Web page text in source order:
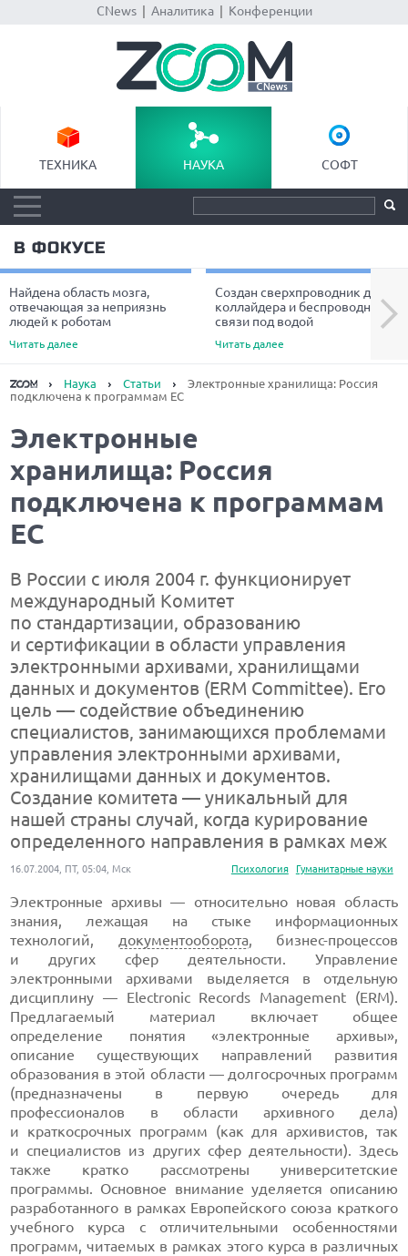
CNews| Аналитика| Конференции
ТЕХНИКА НАУКА СОФТ
В ФОКУСЕ
Найдена область мозга,
отвечающая за неприязнь
людей к роботам
Читать далее
Создан сверхпроводник для
коллайдера и беспроводной
связи под водой
Читать далее
Next
Наука Статьи
Электронные хранилища: Россия
подключена к программам ЕС
Электронные
хранилища: Россия
подключена к программам
ЕС
В России c июля 2004 г. функционирует
международный Комитет
по стандартизации, образованию
и сертификации в области управления
электронными архивами, хранилищами
данных и документов (ERM Committee). Его
цель — содействие объединению
специалистов, занимающихся проблемами
управления электронными архивами,
хранилищами данных и документов.
Создание комитета — уникальный для
нашей страны случай, когда курирование
определенного направления в рамках меж
Психология Гуманитарные науки
16.07.2004, ПТ, 05:04, Мск
Электронные архивы — относительно новая область
знания, лежащая на стыке информационных
технологий, документооборота, бизнес-процессов
и других сфер деятельности. Управление
электронными архивами выделяется в отдельную
дисциплину — Electronic Records Management (ERM).
Предлагаемый материал включает общее
определение понятия «электронные архивы»,
описание существующих направлений развития
образования в этой области — долгосрочных программ
(предназначены в первую очередь для
профессионалов в области архивного дела)
и краткосрочных программ (как для архивистов, так
и специалистов из других сфер деятельности). Здесь
также кратко рассмотрены университетские
программы. Основное внимание уделяется описанию
разработанного в рамках Европейского союза краткого
учебного курса с отличительными особенностями
программ, читаемых в рамках этого курса в различных